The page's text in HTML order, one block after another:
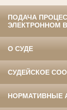
ПОДАЧА
ЭЛЕКТРОННОМ
О СУДЕ
СУДЕЙСКОЕ
НОРМАТИВНЫЕ